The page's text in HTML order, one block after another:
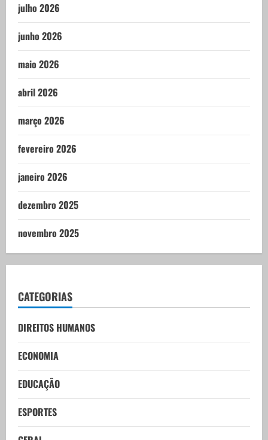
julho 2026
junho 2026
maio 2026
abril 2026
março 2026
fevereiro 2026
janeiro 2026
dezembro 2025
novembro 2025
CATEGORIAS
DIREITOS HUMANOS
ECONOMIA
EDUCAÇÃO
ESPORTES